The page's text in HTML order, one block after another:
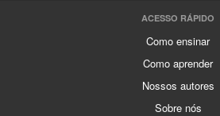
ACESSO RÁPIDO
Como ensinar
Como aprender
Nossos autores
Sobre nós